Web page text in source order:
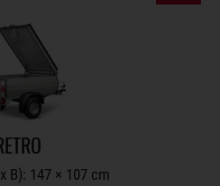
B): 147 × 107 cm